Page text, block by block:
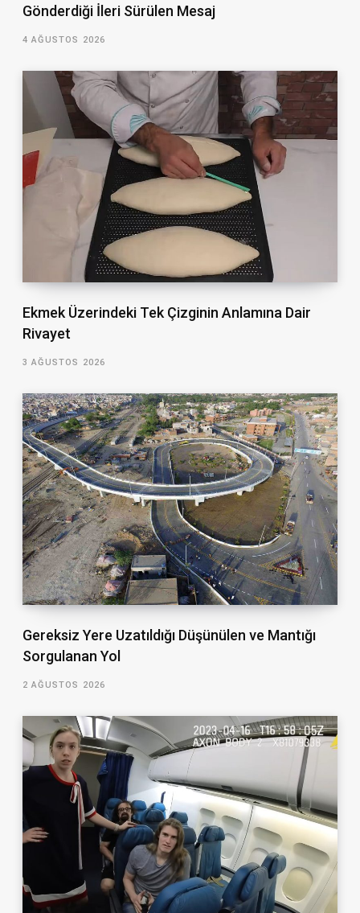
Gönderdiği İleri Sürülen Mesaj
4 AĞUSTOS 2026
Ekmek Üzerindeki Tek Çizginin Anlamına Dair
Rivayet
3 AĞUSTOS 2026
Gereksiz Yere Uzatıldığı Düşünülen ve Mantığı
Sorgulanan Yol
2 AĞUSTOS 2026